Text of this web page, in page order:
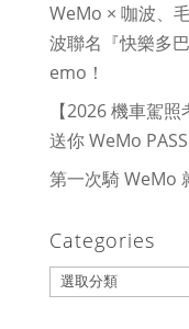
WeMo × 咖波、
波聯名『快樂多
emo！
【2026 機車駕
送你 WeMo
第一次騎 WeMo
Categories
Categories